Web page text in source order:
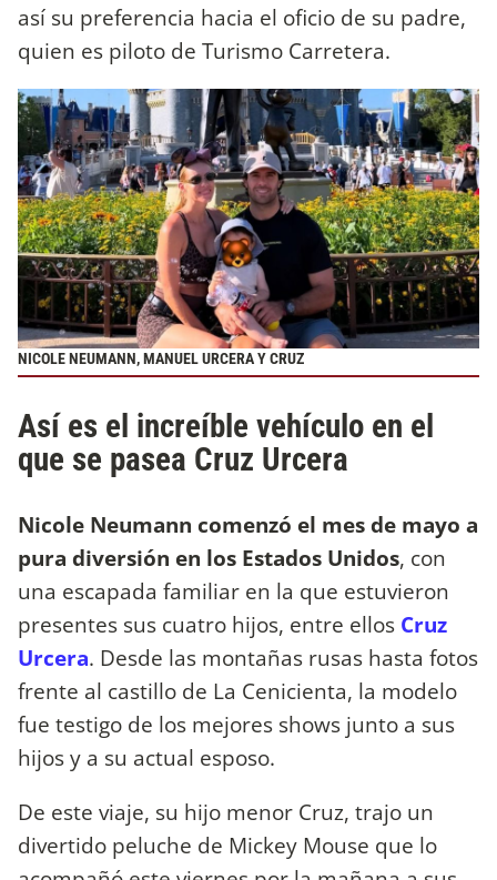
así su preferencia hacia el oficio de su padre,
quien es piloto de Turismo Carretera.
NICOLE NEUMANN, MANUEL URCERA Y CRUZ
Así es el increíble vehículo en el
que se pasea Cruz Urcera
Nicole Neumann comenzó el mes de mayo a
pura diversión en los Estados Unidos, con
una escapada familiar en la que estuvieron
presentes sus cuatro hijos, entre ellos Cruz
Urcera. Desde las montañas rusas hasta fotos
frente al castillo de La Cenicienta, la modelo
fue testigo de los mejores shows junto a sus
hijos y a su actual esposo.
De este viaje, su hijo menor Cruz, trajo un
divertido peluche de Mickey Mouse que lo